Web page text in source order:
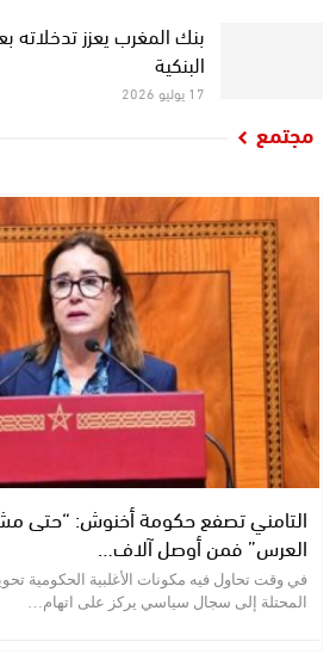
بنك المغرب يعزز تدخلاته
البنكية
17 يوليو 2026
مجتمع
التامني تصفع حكومة أخنوش: “حتى
العرس” فمن أوصل آلاف…
في وقت تحاول فيه مكونات الأغلبية الحكومية
المحتلة إلى سجال سياسي يركز على اتهام…